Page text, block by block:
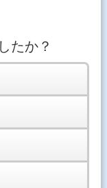
たか？